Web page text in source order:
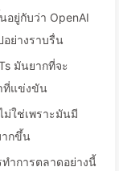
อยู่กับว่า OpenAI
อย่างราบรื่น
มันยากที่จะ
ที่แข่งขัน
ม่ใช่เพราะมันมี
กขึ้น
ำการตลาดอย่างนี้